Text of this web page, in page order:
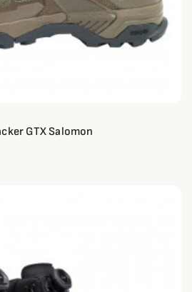
GTX Salomon